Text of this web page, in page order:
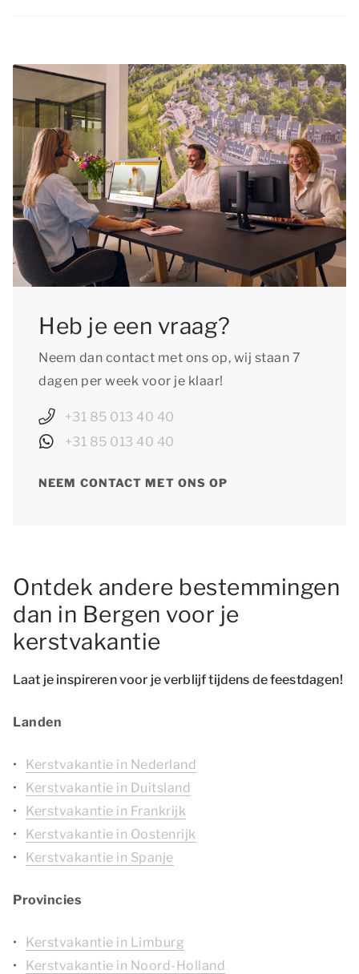
voldoet nog beschikbaar is. Een ander voordeel
van je kerstvakantie tijdig boeken, is dat je nu
alvast kunt aftellen tot je verblijf!
accommodaties zijn honden toegestaan. Bij elk
accommodatietype staat aangegeven of
huisdieren in die accommodatie welkom zijn. Je
kunt maximaal 2 huisdieren per accommodatie
bijboeken. Per huisdier geldt een toeslag.
Heb je een vraag?
Neem dan contact met ons op, wij staan 7
dagen per week voor je klaar!
+31 85 013 40 40
+31 85 013 40 40
NEEM CONTACT MET ONS OP
Ontdek andere bestemmingen
dan in Bergen voor je
kerstvakantie
Laat je inspireren voor je verblijf tijdens de feestdagen!
Landen
Kerstvakantie in Nederland
Kerstvakantie in Duitsland
Kerstvakantie in Frankrijk
Kerstvakantie in Oostenrijk
Kerstvakantie in Spanje
Provincies
Kerstvakantie in Limburg
Kerstvakantie in Noord-Holland